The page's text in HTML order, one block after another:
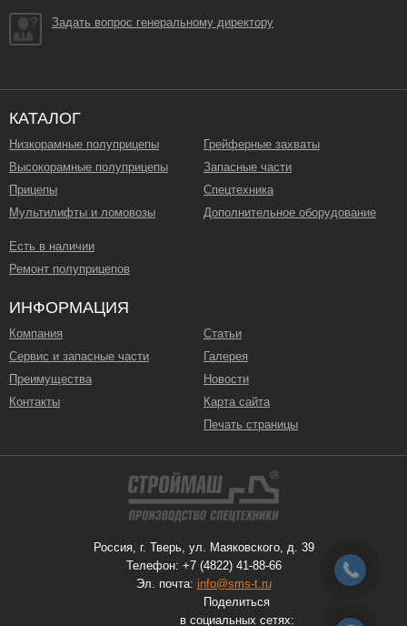
Задать вопрос генеральному директору
КАТАЛОГ
Низкорамные полуприцепы
Высокорамные полуприцепы
Прицепы
Мультилифты и ломовозы
Грейферные захваты
Запасные части
Спецтехника
Дополнительное оборудование
Есть в наличии
Ремонт полуприцепов
ИНФОРМАЦИЯ
Компания
Сервис и запасные части
Преимущества
Контакты
Статьи
Галерея
Новости
Карта сайта
Печать страницы
Россия, г. Тверь, ул. Маяковского, д. 39
Телефон: +7 (4822) 41-88-66
Эл. почта: info@sms-t.ru
Поделиться
в социальных сетях: